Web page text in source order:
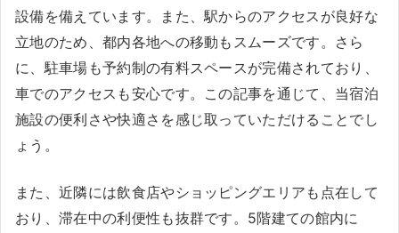
設備を備えています。また、駅からのアクセスが良好な
立地のため、都内各地への移動もスムーズです。さら
に、駐車場も予約制の有料スペースが完備されており、
車でのアクセスも安心です。この記事を通じて、当宿泊
施設の便利さや快適さを感じ取っていただけることでし
ょう。
また、近隣には飲食店やショッピングエリアも点在して
おり、滞在中の利便性も抜群です。5階建ての館内に